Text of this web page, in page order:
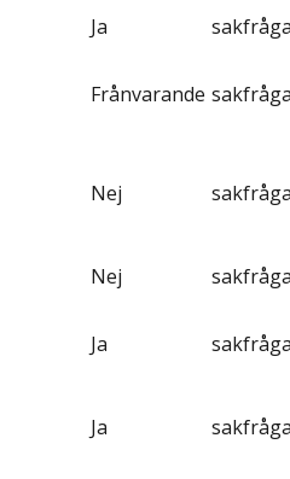
Ja
Frånvarande
Nej
Nej
Ja
Ja